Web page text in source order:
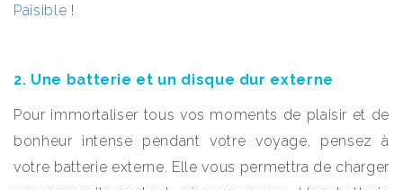
Paisible !
2. Une batterie et un disque dur externe
Pour immortaliser tous vos moments de plaisir et de
bonheur intense pendant votre voyage, pensez à
votre batterie externe. Elle vous permettra de charger